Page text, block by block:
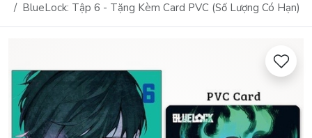
BlueLock: Tập 6 - Tặng Kèm Card PVC (Số Lượng Có Hạn)